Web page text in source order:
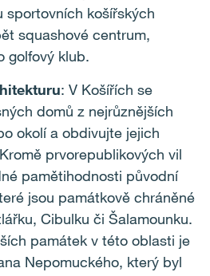
sportovních košířských
squashové centrum,
golfový klub.
: V Košířích se
domů z nejrůznějších
okolí a obdivujte jejich
prvorepublikových vil
pamětihodnosti původní
jsou památkově chráněné
Cibulku či Šalamounku.
památek v této oblasti je
Nepomuckého, který byl